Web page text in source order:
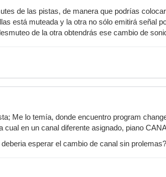
de las pistas, de manera que podrías
está muteada y la otra no sólo emitirá señal
de la otra obtendrás ese cambio de
Me lo temía, donde encuentro program
en un canal diferente asignado, piano
esperar el cambio de canal sin